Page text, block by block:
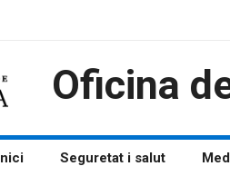
Oficina
Inici Seguretat i salut